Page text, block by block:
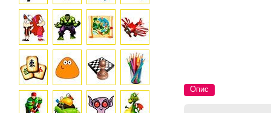
Опис